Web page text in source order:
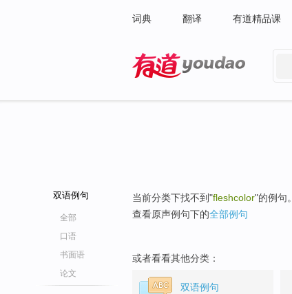
词典 翻译 有道精品课
双语例句
全部
口语
书面语
论文
当前分类下找不到"fleshcolor"的例句。
查看原声例句下的全部例句
或者看看其他分类：
双语例句